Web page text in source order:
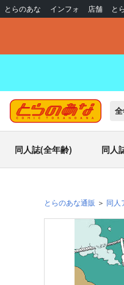
とらのあな インフォ 店舗 と
同人誌(全年齢) 同人
とらのあな通販 同人